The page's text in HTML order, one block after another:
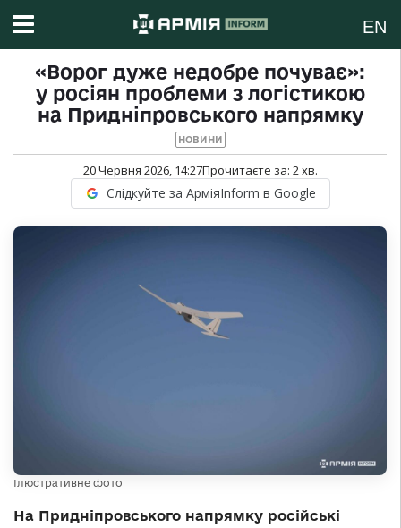
EN
«Ворог дуже недобре почуває»:
у росіян проблеми з логістикою
на Придніпровського напрямку
НОВИНИ
20 Червня 2026, 14:27Прочитаєте за: 2хв.
Слідкуйте за АрміяInform в Google
Ілюстративне фото
На Придніпровського напрямку російські